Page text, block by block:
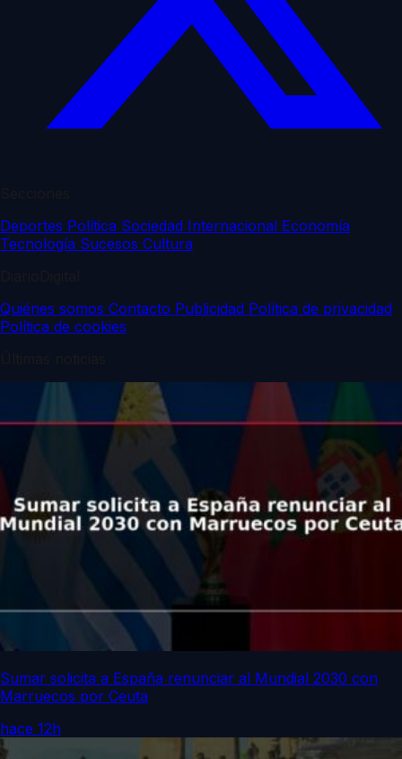
Deportes Política Sociedad Internacional Economía
Tecnología Sucesos Cultura
Quiénes somos Contacto Publicidad Política de privacidad
Política de cookies
Sumar solicita a España renunciar al Mundial 2030 con
Marruecos por Ceuta
hace 12h